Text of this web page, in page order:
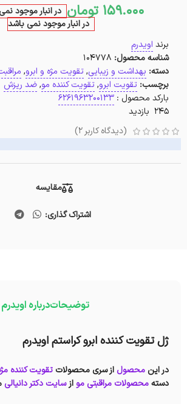
159.000 تومان در انبار موجود
در انبار موجود نمی باشد
برند اویدرم
شناسه محصول: 104778
دسته: بهداشت و زیبایی,تقویت مژه و ابرو,
برچسب: تقویت ابرو,تقویت کننده مو,ضد ریزش
بارکد محصول : 6261963200133
245 بازدید
(دیدگاه کاربر 2
)
مقایسه
اشتراک گذاری:
توضیحاتدرباره اویدرم
ژل تقویت کننده ابرو کراستم اویدرم
در این محصول از سری محصولات تقویت کننده
دستهمحصولات مراقبتی مو ازسایت دکتر دانیالی